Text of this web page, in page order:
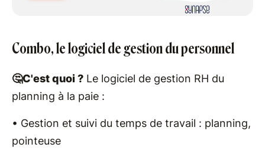
Combo, le logiciel de gestion du personnel
🤔C'est quoi ? Le logiciel de gestion RH du
planning à la paie :
• Gestion et suivi du temps de travail : planning,
pointeuse